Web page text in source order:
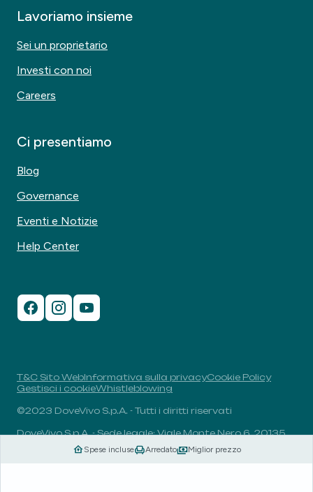
Spese incluse Arredato Miglior prezzo
Lavoriamo insieme
Sei un proprietario
Investi con noi
Careers
Ci presentiamo
Blog
Governance
Eventi e Notizie
Help Center
T&C Sito WebInformativa sulla privacyCookie Policy
Gestisci i cookieWhistleblowing
©2023 DoveVivo S.p.A. - Tutti i diritti riservati
DoveVivo S.p.A. - Sede legale: Viale Monte Nero 6, 20135,
Milano, Italia - P.I.: 00406960732 - R.E.A.: MI-1838078 -
Capitale sociale: 1.829.649,81 euro i.v.